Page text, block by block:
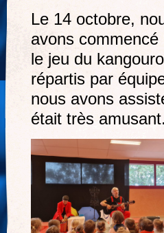
Le 14 octobre,
avons
le jeu du
répartis par
nous avons
était très